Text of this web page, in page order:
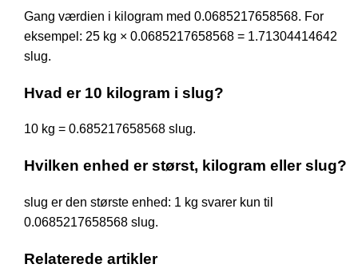
Gang værdien i kilogram med 0.0685217658568. For
eksempel: 25 kg × 0.0685217658568 = 1.71304414642
slug.
Hvad er 10 kilogram i slug?
10 kg = 0.685217658568 slug.
Hvilken enhed er størst, kilogram eller slug?
slug er den største enhed: 1 kg svarer kun til
0.0685217658568 slug.
Relaterede artikler